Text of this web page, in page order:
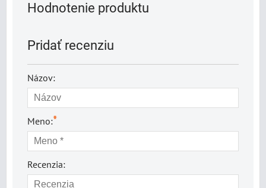
Hodnotenie produktu
Pridať recenziu
Názov:
Meno:*
Recenzia: